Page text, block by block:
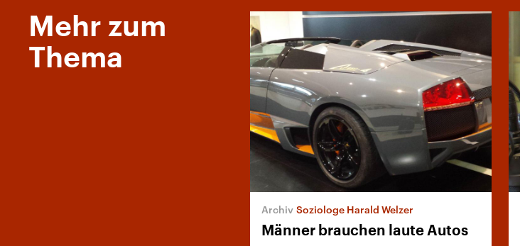
Mehr zum
Thema
Soziologe Harald Welzer
Männer brauchen laute Autos